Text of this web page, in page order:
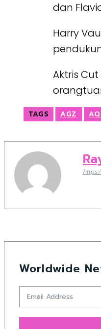
dan
Harry
Aktris
TAGS AGZ
Worldwide